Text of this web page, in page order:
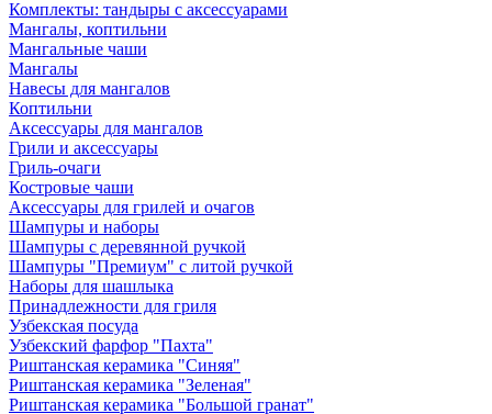
Комплекты: тандыры с аксессуарами
Мангалы, коптильни
Мангальные чаши
Мангалы
Навесы для мангалов
Коптильни
Аксессуары для мангалов
Грили и аксессуары
Гриль-очаги
Костровые чаши
Аксессуары для грилей и очагов
Шампуры и наборы
Шампуры с деревянной ручкой
Шампуры "Премиум" с литой ручкой
Наборы для шашлыка
Принадлежности для гриля
Узбекская посуда
Узбекский фарфор "Пахта"
Риштанская керамика "Синяя"
Риштанская керамика "Зеленая"
Риштанская керамика "Большой гранат"